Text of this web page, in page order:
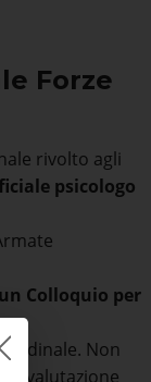
Forze
rivolto agli
psicologo
Colloquio per
Non
valutazione